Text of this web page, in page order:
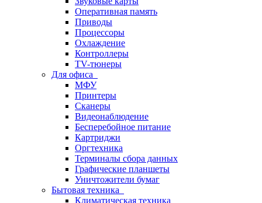
Оперативная память
Приводы
Процессоры
Охлаждение
Контроллеры
TV-тюнеры
Для офиса
МФУ
Принтеры
Сканеры
Видеонаблюдение
Бесперебойное питание
Картриджи
Оргтехника
Терминалы сбора данных
Графические планшеты
Уничтожители бумаг
Бытовая техника
Климатическая техника